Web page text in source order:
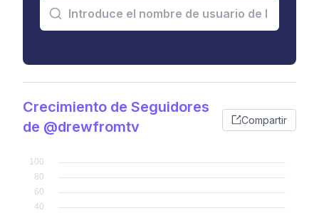
Crecimiento de Seguidores
de @drewfromtv
Compartir